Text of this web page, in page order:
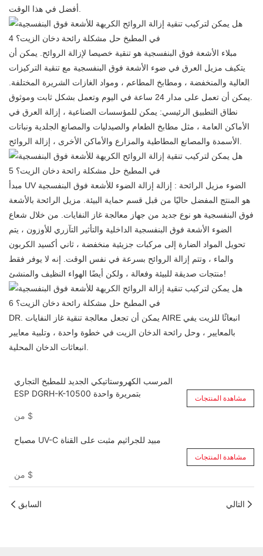
أفضل في هذا الوقت.
مبلاء الأشعة فوق البنفسجية هو تنقية خصيصا لإزالة الروائح. يمكن أن
يتكيف مزيل العرق في ضوء الأشعة فوق البنفسجية مع تنقية التركيزات
العالية والمنخفضة ، ومطابخ المطاعم ، ومواد الغازات الشريرة المختلفة.
يمكن أن تعمل على مدار 24 ساعة في اليوم وتعمل بشكل ثابت وموثوق.
نطاق التطبيق الرئيسي: يمكن للمؤسسات الصناعية ، إزالة العرق في
الأماكن العامة ، مثل مطابخ الطعام والصيدليات والمصانع الجلدية ونباتات
الأسمدة والمصانع المطاطية والمزارع والأماكن الأخرى ، إزالة الروائح.
UV الضوء مزيل الرائحة : إزالة إزالة الضوء للأشعة فوق البنفسجية
هو المنتج المفضل حاليًا من قبل قسم حماية البيئة. مزيل الرائحة بالأشعة
فوق البنفسجية هو نوع جديد من جهاز معالجة غاز النفايات. من خلال شعاع
الضوء الأشعة فوق البنفسجية الداخلية والتأثير التآزري للأوزون ، يتم
تحويل المواد الضارة إلى مركبات جزيئية منخفضة ، ثاني أكسيد الكربون
والماء ، وتتم إزالة الروائح بسرعة في نفس الوقت. إنه لا يوفر فقط
منتجات صديقة للبيئة وفعالة ، ولكن أيضًا الهواء النظيف والمنشئ!
DR. يمكن أن تجعل معالجة تنقية غاز النفايات AIRE انبعاثًا للزيت يفي
بالمعايير ، وحل رائحة الدخان الزيت في خطوة واحدة ، وتلبية معايير
انبعاثات الدخان المحلية.
المرسب الكهروستاتيكي الجديد للمطبخ التجاري
ESP DGRH-K-10500 بتمريرة واحدة
$
مشاهدة المنتجات
مصباح UV-C مبيد للجراثيم مثبت على القناة
$
مشاهدة المنتجات
السابق التالي